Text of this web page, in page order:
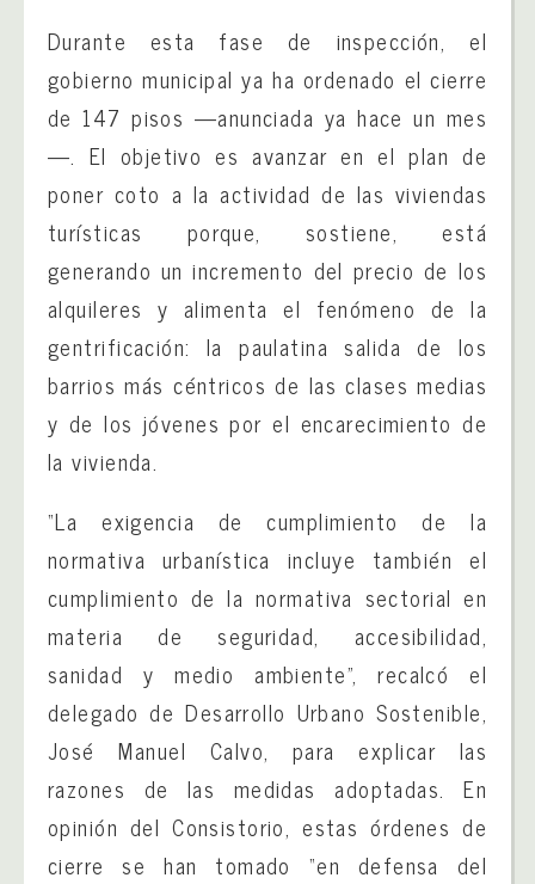
Durante esta fase de inspección, el
gobierno municipal ya ha ordenado el cierre
de 147 pisos —anunciada ya hace un mes
—. El objetivo es avanzar en el plan de
poner coto a la actividad de las viviendas
turísticas porque, sostiene, está
generando un incremento del precio de los
alquileres y alimenta el fenómeno de la
gentrificación: la paulatina salida de los
barrios más céntricos de las clases medias
y de los jóvenes por el encarecimiento de
la vivienda.
“La exigencia de cumplimiento de la
normativa urbanística incluye también el
cumplimiento de la normativa sectorial en
materia de seguridad, accesibilidad,
sanidad y medio ambiente”, recalcó el
delegado de Desarrollo Urbano Sostenible,
José Manuel Calvo, para explicar las
razones de las medidas adoptadas. En
opinión del Consistorio, estas órdenes de
cierre se han tomado “en defensa del